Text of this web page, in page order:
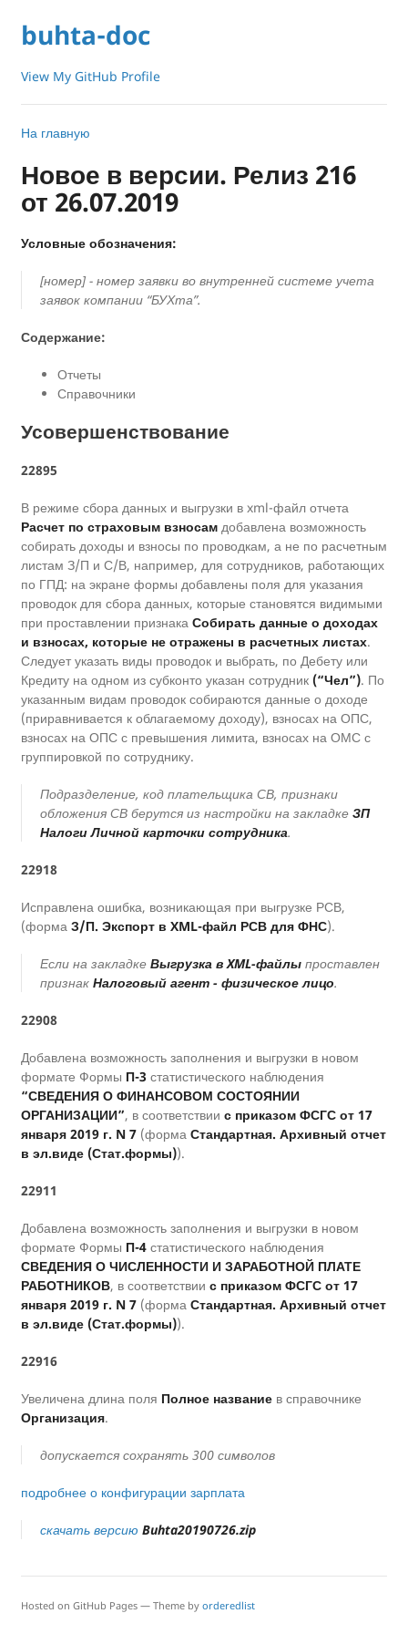
buhta-doc
View My GitHub Profile
На главную
Новое в версии. Релиз 216
от 26.07.2019
Условные обозначения:
[номер] - номер заявки во внутренней системе учета
заявок компании “БУХта”.
Содержание:
Отчеты
Справочники
Усовершенствование
22895
В режиме сбора данных и выгрузки в xml-файл отчета
Расчет по страховым взносам добавлена возможность
собирать доходы и взносы по проводкам, а не по расчетным
листам З/П и С/В, например, для сотрудников, работающих
по ГПД: на экране формы добавлены поля для указания
проводок для сбора данных, которые становятся видимыми
при проставлении признака Собирать данные о доходах
и взносах, которые не отражены в расчетных листах.
Следует указать виды проводок и выбрать, по Дебету или
Кредиту на одном из субконто указан сотрудник (“Чел”). По
указанным видам проводок собираются данные о доходе
(приравнивается к облагаемому доходу), взносах на ОПС,
взносах на ОПС с превышения лимита, взносах на ОМС с
группировкой по сотруднику.
Подразделение, код плательщика СВ, признаки
обложения СВ берутся из настройки на закладке ЗП
Налоги Личной карточки сотрудника.
22918
Исправлена ошибка, возникающая при выгрузке РСВ,
(форма З/П. Экспорт в XML-файл РСВ для ФНС).
Если на закладке Выгрузка в XML-файлы проставлен
признак Налоговый агент - физическое лицо.
22908
Добавлена возможность заполнения и выгрузки в новом
формате Формы П-3 статистического наблюдения
“СВЕДЕНИЯ О ФИНАНСОВОМ СОСТОЯНИИ
ОРГАНИЗАЦИИ”, в соответствии с приказом ФСГС от 17
января 2019 г. N 7 (форма Стандартная. Архивный отчет
в эл.виде (Стат.формы)).
22911
Добавлена возможность заполнения и выгрузки в новом
формате Формы П-4 статистического наблюдения
СВЕДЕНИЯ О ЧИСЛЕННОСТИ И ЗАРАБОТНОЙ ПЛАТЕ
РАБОТНИКОВ, в соответствии с приказом ФСГС от 17
января 2019 г. N 7 (форма Стандартная. Архивный отчет
в эл.виде (Стат.формы)).
22916
Увеличена длина поля Полное название в справочнике
Организация.
допускается сохранять 300 символов
подробнее о конфигурации зарплата
скачать версию Buhta20190726.zip
Hosted on GitHub Pages — Theme by orderedlist